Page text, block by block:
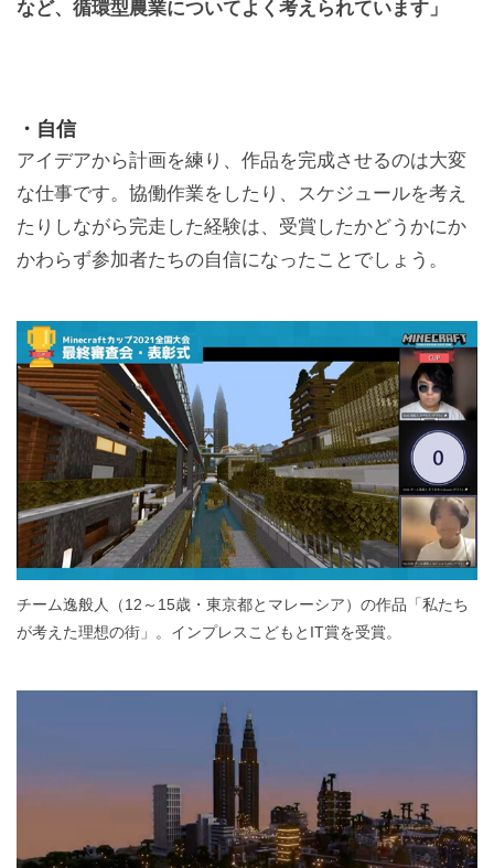
など、循環型農業についてよく考えられています」
・自信
アイデアから計画を練り、作品を完成させるのは大変
な仕事です。協働作業をしたり、スケジュールを考え
たりしながら完走した経験は、受賞したかどうかにか
かわらず参加者たちの自信になったことでしょう。
チーム逸般人（12～15歳・東京都とマレーシア）の作品「私たち
が考えた理想の街」。インプレスこどもとIT賞を受賞。